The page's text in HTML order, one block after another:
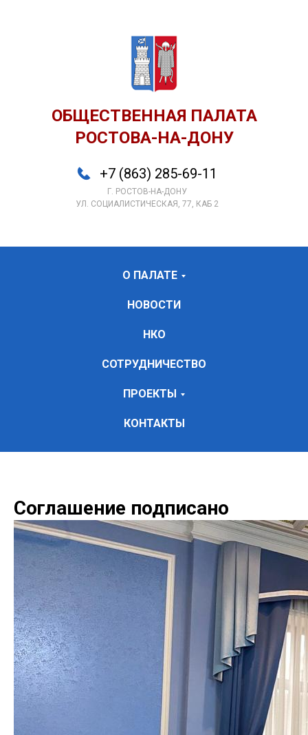
ОБЩЕСТВЕННАЯ ПАЛАТА
РОСТОВА-НА-ДОНУ
+7 (863) 285-69-11
Г. РОСТОВ-НА-ДОНУ
УЛ. СОЦИАЛИСТИЧЕСКАЯ, 77, КАБ 2
О ПАЛАТЕ
НОВОСТИ
НКО
СОТРУДНИЧЕСТВО
ПРОЕКТЫ
КОНТАКТЫ
Соглашение подписано